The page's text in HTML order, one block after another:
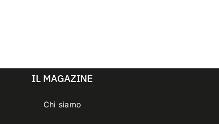
IL MAGAZINE
Chi siamo